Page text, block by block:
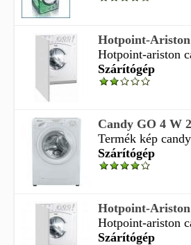
Hotpoint-Ariston
Hotpoint-ariston
Szárítógép
Candy GO 4 W
Termék kép
Szárítógép
Hotpoint-Ariston
Hotpoint-ariston
Szárítógép